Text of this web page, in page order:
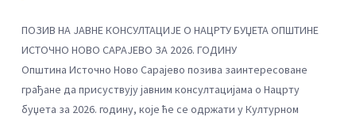
ПОЗИВ НА ЈАВНЕ КОНСУЛТАЦИЈЕ О НАЦРТУ БУЏЕТА ОПШТИНЕ
ИСТОЧНО НОВО САРАЈЕВО ЗА 2026. ГОДИНУ
Општина Источно Ново Сарајево позива заинтересоване
грађане да присуствују јавним консултацијама о Нацрту
буџета за 2026. годину, које ће се одржати у Културном